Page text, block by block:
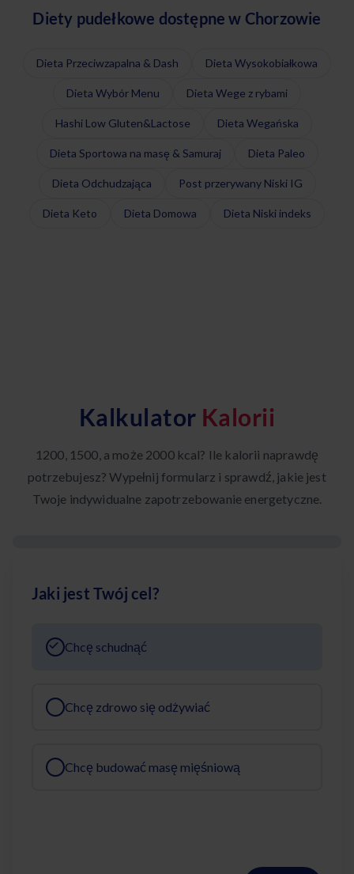
Diety pudełkowe dostępne w Chorzowie
Dieta Przeciwzapalna & Dash Dieta Wysokobiałkowa
Dieta Wybór Menu Dieta Wege z rybami
Hashi Low Gluten&Lactose Dieta Wegańska
Dieta Sportowa na masę & Samuraj Dieta Paleo
Dieta Odchudzająca Post przerywany Niski IG
Dieta Keto Dieta Domowa Dieta Niski indeks
Kalkulator Kalorii
1200, 1500, a może 2000 kcal? Ile kalorii naprawdę
potrzebujesz? Wypełnij formularz i sprawdź, jakie jest
Twoje indywidualne zapotrzebowanie energetyczne.
Jaki jest Twój cel?
Chcę schudnąć
Chcę zdrowo się odżywiać
Chcę budować masę mięśniową